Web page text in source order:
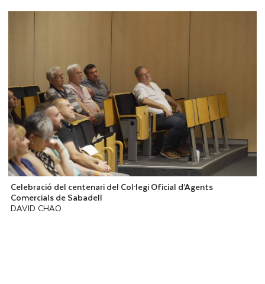
Celebració del centenari del Col·legi Oficial d’Agents
Comercials de Sabadell
DAVID CHAO